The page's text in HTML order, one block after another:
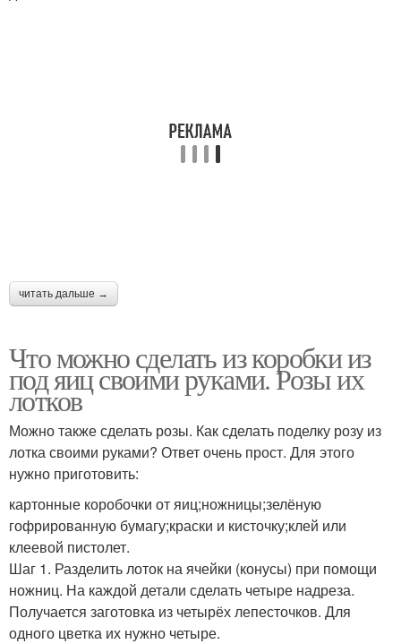
читать дальше →
Что можно сделать из коробки из
под яиц своими руками. Розы их
лотков
Можно также сделать розы. Как сделать поделку розу из
лотка своими руками? Ответ очень прост. Для этого
нужно приготовить:
картонные коробочки от яиц;ножницы;зелёную
гофрированную бумагу;краски и кисточку;клей или
клеевой пистолет.
Шаг 1. Разделить лоток на ячейки (конусы) при помощи
ножниц. На каждой детали сделать четыре надреза.
Получается заготовка из четырёх лепесточков. Для
одного цветка их нужно четыре.